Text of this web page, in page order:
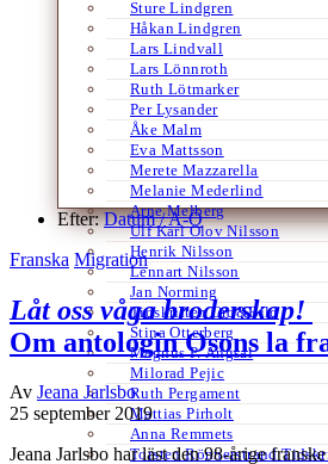
Sture Lindgren
Håkan Lindgren
Lars Lindvall
Lars Lönnroth
Ruth Lötmarker
Per Lysander
Åke Malm
Eva Mattsson
Merete Mazzarella
Melanie Mederlind
Arne Melberg
Ulf Karl Olov Nilsson
Henrik Nilsson
Lennart Nilsson
Jan Norming
Tidskriften Ord&Bild
Stina Otterberg
Magnus P. Ängsal
Milorad Pejic
Ruth Pergament
Mattias Pirholt
Anna Remmets
Torsten Rönnerstrand
Efter:Datum /A-Ö
Franska Migration
Låt oss våga broderskap!
Om antologin Osons la
Av Jeana Jarlsbo
25 september 2019
Jeana Jarlsbo har läst den 98-årige